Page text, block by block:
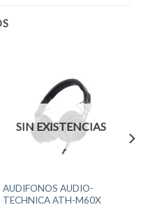
SIN EXISTENCIAS
AUDIFONOS AUDIO-
TECHNICA ATH-M60X